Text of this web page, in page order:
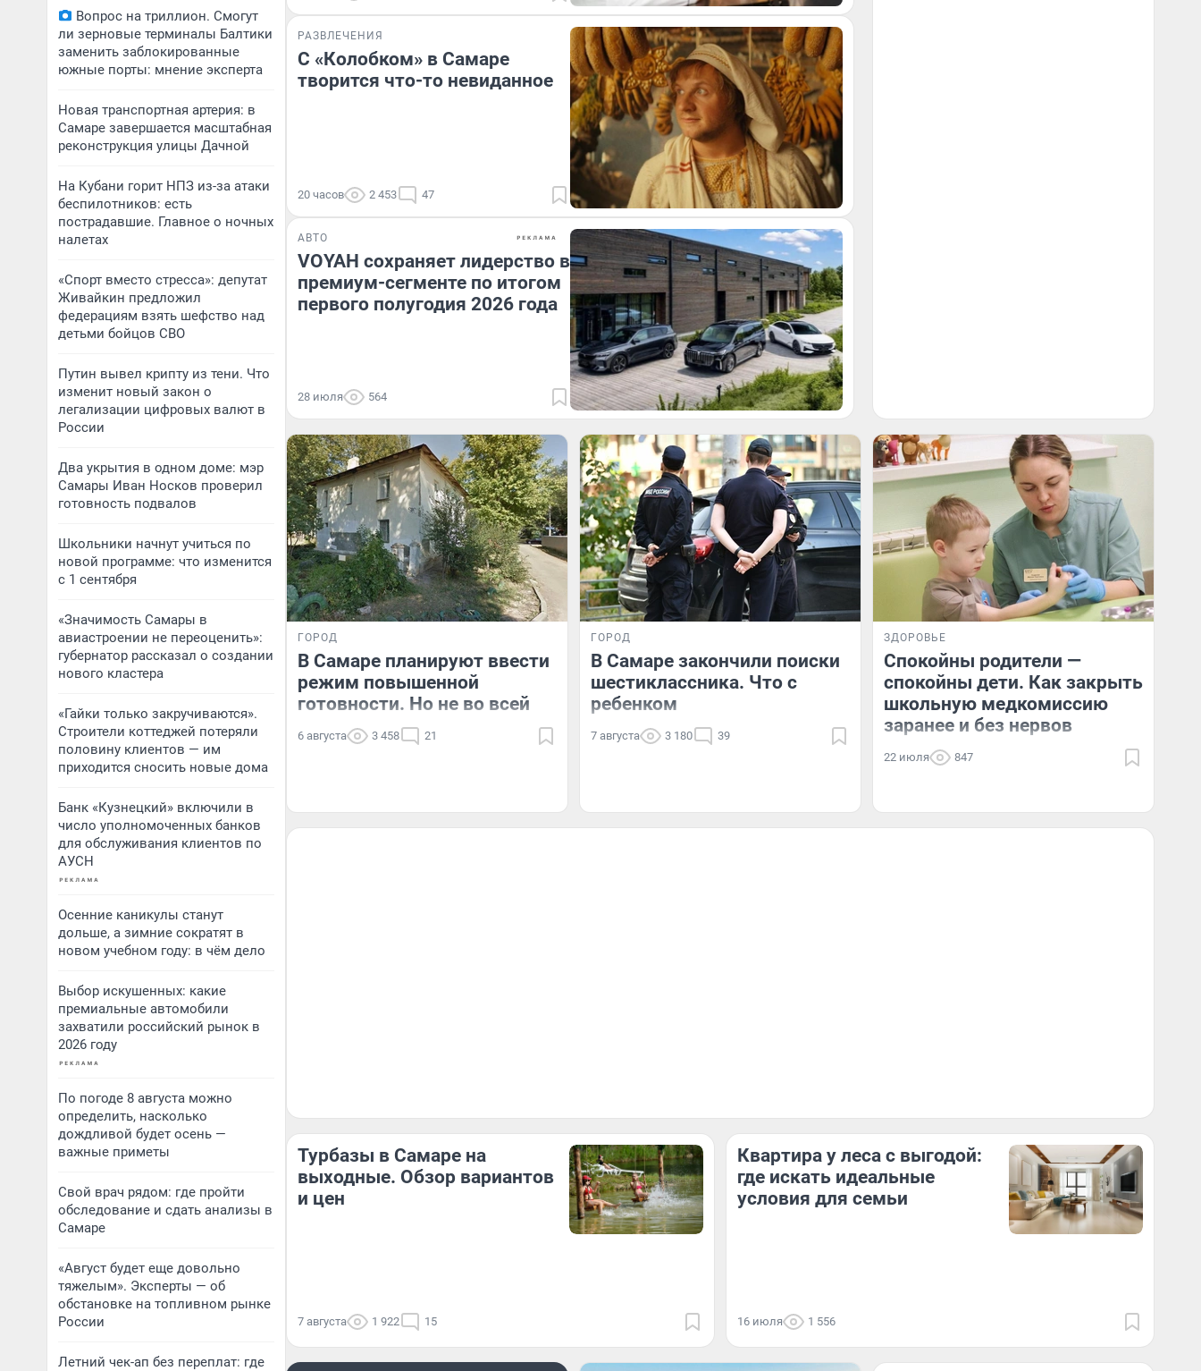
Вопрос на триллион. Смогут
ли зерновые терминалы Балтики
заменить заблокированные
южные порты: мнение эксперта
Новая транспортная артерия: в
Самаре завершается масштабная
реконструкция улицы Дачной
На Кубани горит НПЗ из-за атаки
беспилотников: есть
пострадавшие. Главное о ночных
налетах
«Спорт вместо стресса»: депутат
Живайкин предложил
федерациям взять шефство над
детьми бойцов СВО
Путин вывел крипту из тени. Что
изменит новый закон о
легализации цифровых валют в
России
Два укрытия в одном доме: мэр
Самары Иван Носков проверил
готовность подвалов
Школьники начнут учиться по
новой программе: что изменится
с 1 сентября
«Значимость Самары в
авиастроении не переоценить»:
губернатор рассказал о создании
нового кластера
«Гайки только закручиваются».
Строители коттеджей потеряли
половину клиентов — им
приходится сносить новые дома
Банк «Кузнецкий» включили в
число уполномоченных банков
для обслуживания клиентов по
АУСН
Осенние каникулы станут
дольше, а зимние сократят в
новом учебном году: в чём дело
Выбор искушенных: какие
премиальные автомобили
захватили российский рынок в
2026 году
По погоде 8 августа можно
определить, насколько
дождливой будет осень —
важные приметы
Свой врач рядом: где пройти
обследование и сдать анализы в
Самаре
«Август будет еще довольно
тяжелым». Эксперты — об
обстановке на топливном рынке
России
Летний чек-ап без переплат: где
РАЗВЛЕЧЕНИЯ
С «Колобком» в Самаре
творится что-то невиданное
20 часов 2 453 47
АВТО
VOYAH сохраняет лидерство в
премиум-сегменте по итогом
первого полугодия 2026 года
28 июля 564
ГОРОД
В Самаре планируют ввести
режим повышенной
готовности. Но не во всей
6 августа 3 458 21
ГОРОД
В Самаре закончили поиски
шестиклассника. Что с
ребенком
7 августа 3 180 39
ЗДОРОВЬЕ
Спокойны родители —
спокойны дети. Как закрыть
школьную медкомиссию
заранее и без нервов
22 июля 847
Турбазы в Самаре на
выходные. Обзор вариантов
и цен
7 августа 1 922 15
Квартира у леса с выгодой:
где искать идеальные
условия для семьи
16 июля 1 556